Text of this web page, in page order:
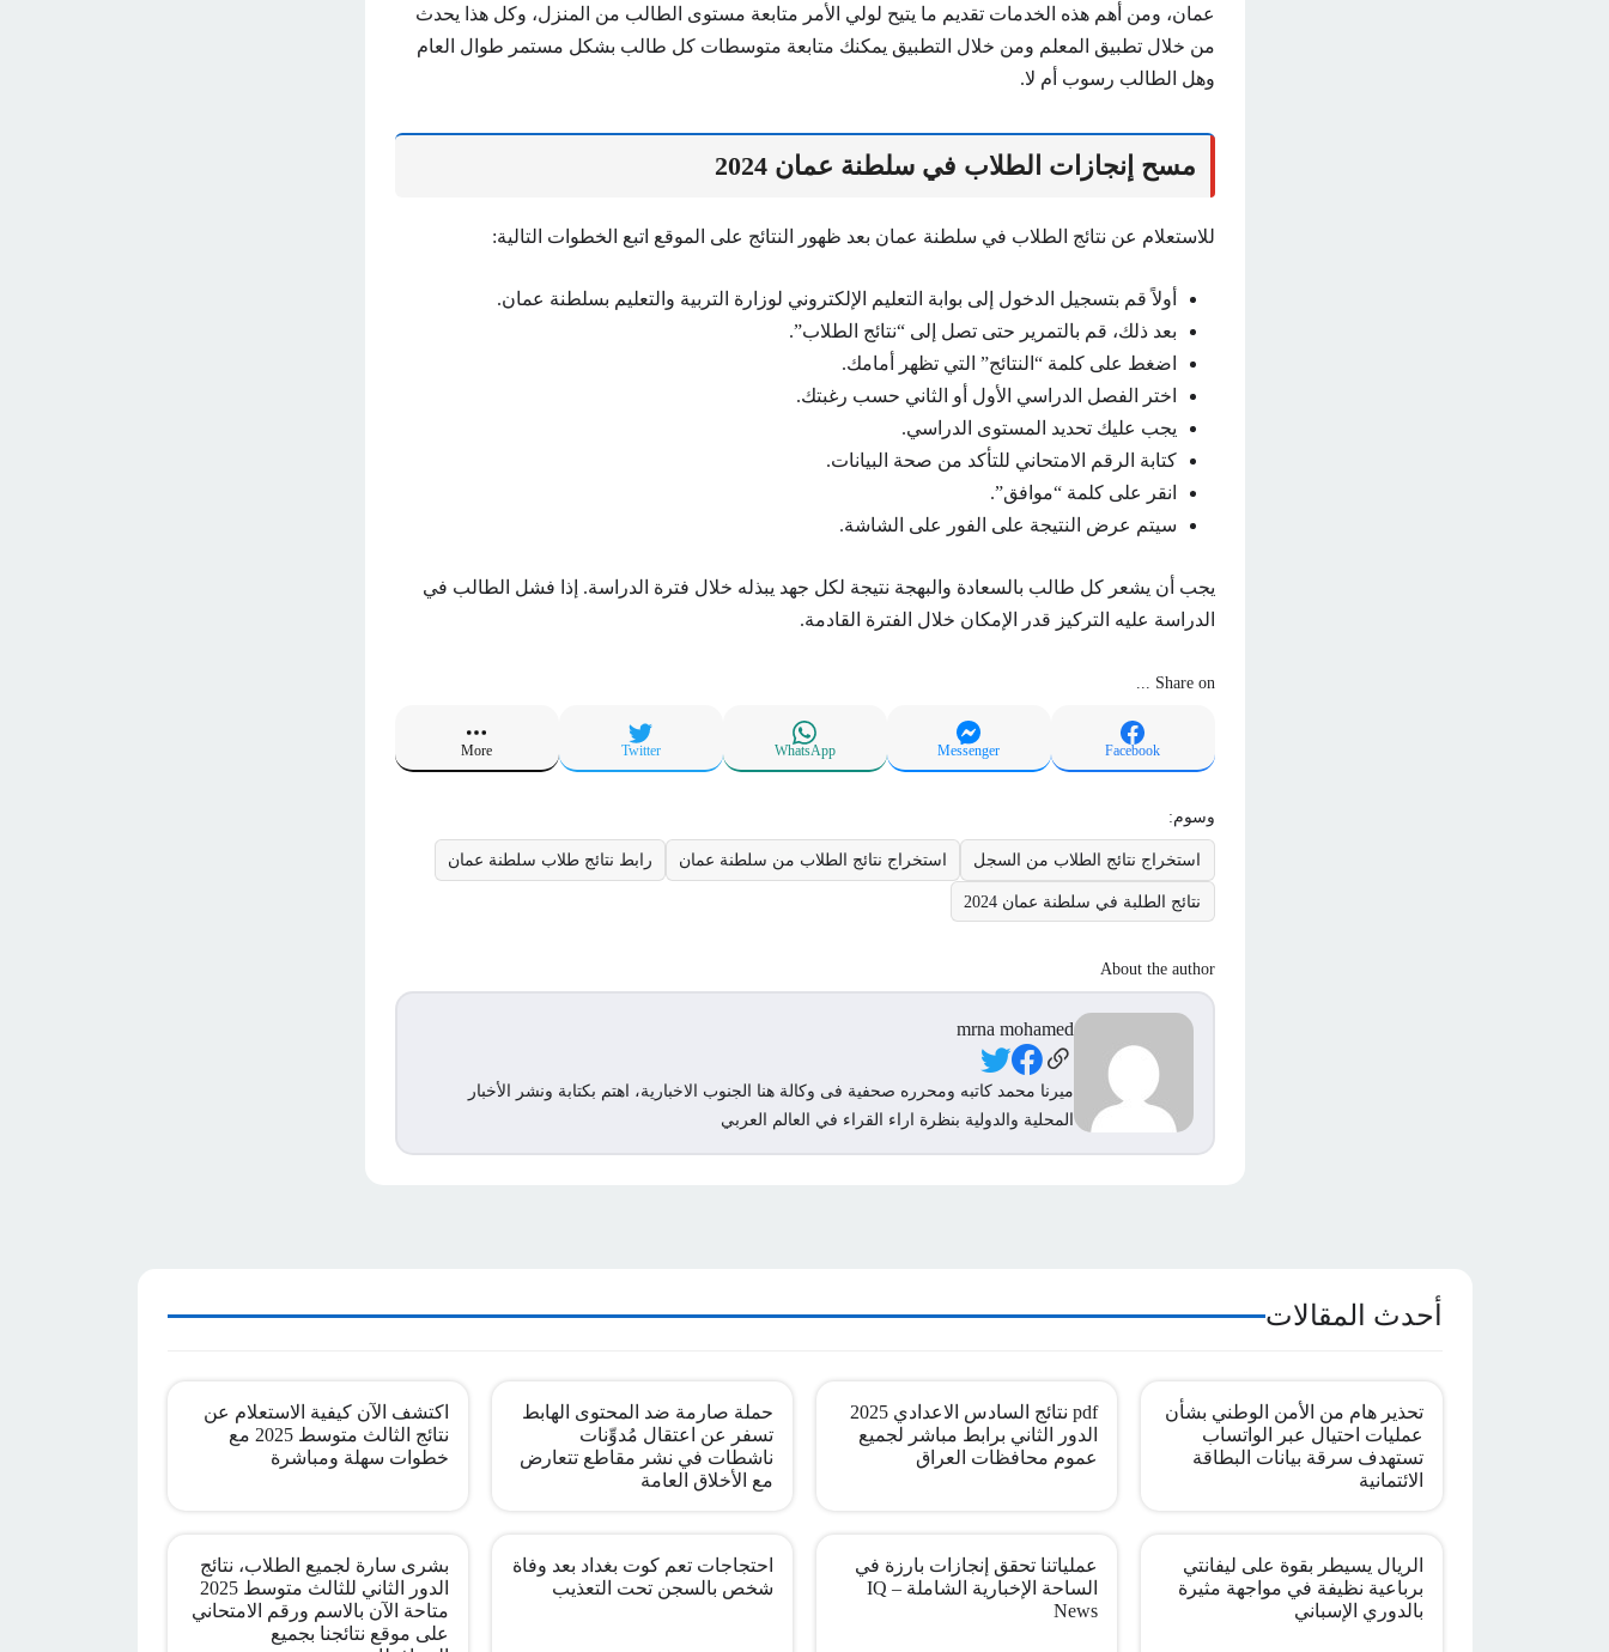
عمان، ومن أهم هذه الخدمات تقديم ما يتيح لولي الأمر متابعة مستوى الطالب من المنزل، وكل هذا يحدث
من خلال تطبيق المعلم ومن خلال التطبيق يمكنك متابعة متوسطات كل طالب بشكل مستمر طوال العام
وهل الطالب رسوب أم لا.
مسح إنجازات الطلاب في سلطنة عمان 2024
للاستعلام عن نتائج الطلاب في سلطنة عمان بعد ظهور النتائج على الموقع اتبع الخطوات التالية:
أولاً قم بتسجيل الدخول إلى بوابة التعليم الإلكتروني لوزارة التربية والتعليم بسلطنة عمان.
بعد ذلك، قم بالتمرير حتى تصل إلى “نتائج الطلاب”.
اضغط على كلمة “النتائج” التي تظهر أمامك.
اختر الفصل الدراسي الأول أو الثاني حسب رغبتك.
يجب عليك تحديد المستوى الدراسي.
كتابة الرقم الامتحاني للتأكد من صحة البيانات.
انقر على كلمة “موافق”.
سيتم عرض النتيجة على الفور على الشاشة.
يجب أن يشعر كل طالب بالسعادة والبهجة نتيجة لكل جهد يبذله خلال فترة الدراسة. إذا فشل الطالب في
الدراسة عليه التركيز قدر الإمكان خلال الفترة القادمة.
Share on ...
Facebook
Messenger
WhatsApp
Twitter
More
وسوم:
استخراج نتائج الطلاب من السجل استخراج نتائج الطلاب من سلطنة عمان رابط نتائج طلاب سلطنة عمان
نتائج الطلبة في سلطنة عمان 2024
About the author
mrna mohamed
Social Links
ميرنا محمد كاتبه ومحرره صحفية فى وكالة هنا الجنوب الاخبارية، اهتم بكتابة ونشر الأخبار
المحلية والدولية بنظرة اراء القراء في العالم العربي
أحدث المقالات
تحذير هام من الأمن الوطني بشأن
عمليات احتيال عبر الواتساب
تستهدف سرقة بيانات البطاقة
الائتمانية
pdf نتائج السادس الاعدادي 2025
الدور الثاني برابط مباشر لجميع
عموم محافظات العراق
حملة صارمة ضد المحتوى الهابط
تسفر عن اعتقال مُدوِّنات
ناشطات في نشر مقاطع تتعارض
مع الأخلاق العامة
اكتشف الآن كيفية الاستعلام عن
نتائج الثالث متوسط 2025 مع
خطوات سهلة ومباشرة
الريال يسيطر بقوة على ليفانتي
برباعية نظيفة في مواجهة مثيرة
بالدوري الإسباني
عملياتنا تحقق إنجازات بارزة في
الساحة الإخبارية الشاملة – IQ
News
احتجاجات تعم كوت بغداد بعد وفاة
شخص بالسجن تحت التعذيب
بشرى سارة لجميع الطلاب، نتائج
الدور الثاني للثالث متوسط 2025
متاحة الآن بالاسم ورقم الامتحاني
على موقع نتائجنا بجميع